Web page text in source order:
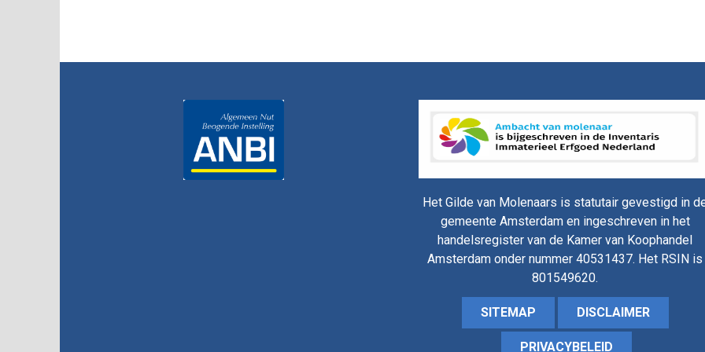
Het Gilde van Molenaars is statutair gevestigd in
gemeente Amsterdam en ingeschreven in het
handelsregister van de Kamer van Koophandel
Amsterdam onder nummer 40531437. Het RSIN is
801549620.
SITEMAP DISCLAIMER
PRIVACYBELEID